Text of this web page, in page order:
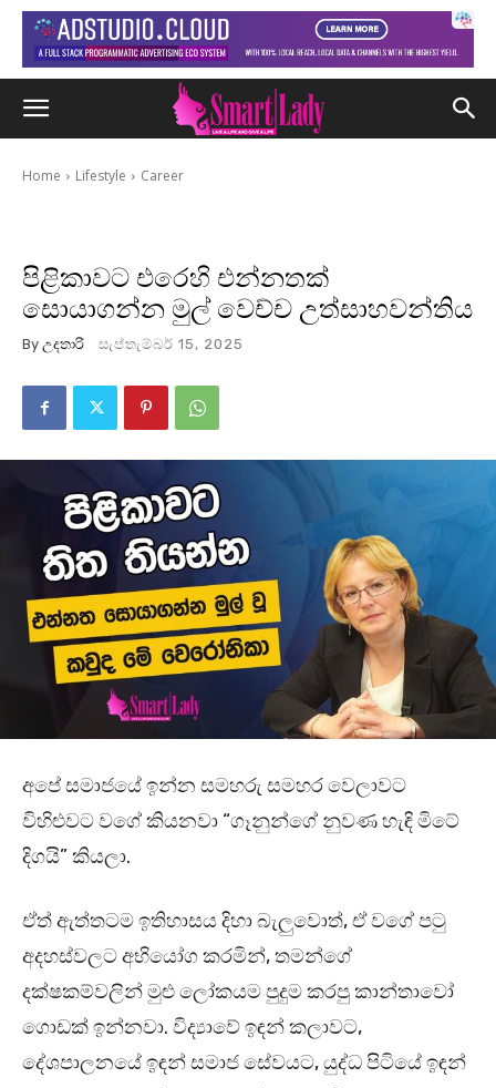
Home Lifestyle Career
පිළිකාවට එරෙහි එන්නතක්
සොයාගන්න මුල් වෙච්ච උත්සාහවන්තිය
By උදතාරි සැප්තැම්බර් 15, 2025
අපේ සමාජයේ ඉන්න සමහරු සමහර වෙලාවට
විහිළුවට වගේ කියනවා “ගෑනුන්ගේ නුවණ හැඳි මිටේ
දිගයි” කියලා.
ඒත් ඇත්තටම ඉතිහාසය දිහා බැලුවොත්, ඒ වගේ පටු
අදහස්වලට අභියෝග කරමින්, තමන්ගේ
දක්ෂකම්වලින් මුළු ලෝකයම පුදුම කරපු කාන්තාවෝ
ගොඩක් ඉන්නවා. විද්‍යාවේ ඉඳන් කලාවට,
දේශපාලනයේ ඉඳන් සමාජ සේවයට, යුද්ධ පිටියේ ඉඳන්